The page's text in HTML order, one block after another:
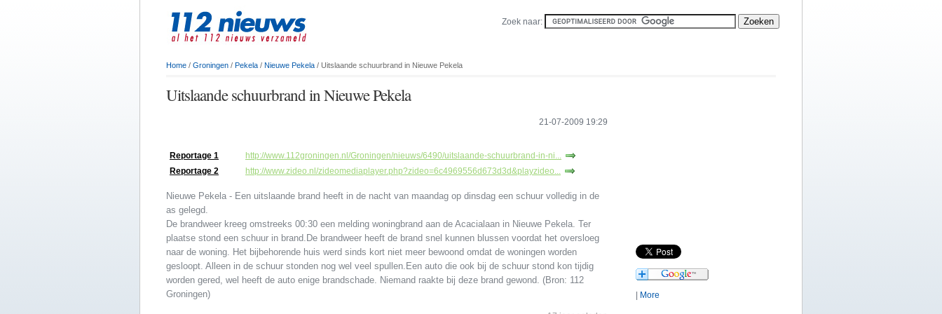
Zoek naar:
Home / Groningen / Pekela / Nieuwe Pekela / Uitslaande schuurbrand in Nieuwe Pekela
Uitslaande schuurbrand in Nieuwe Pekela
21-07-2009 19:29
Reportage 1
http://www.112groningen.nl/Groningen/nieuws/6490/uitslaande-schuurbrand-in-ni...
Reportage 2
http://www.zideo.nl/zideomediaplayer.php?zideo=6c4969556d673d3d&playzideo...
Nieuwe Pekela - Een uitslaande brand heeft in de nacht van maandag op dinsdag een schuur volledig in de
as gelegd.
De brandweer kreeg omstreeks 00:30 een melding woningbrand aan de Acacialaan in Nieuwe Pekela. Ter
plaatse stond een schuur in brand.De brandweer heeft de brand snel kunnen blussen voordat het oversloeg
naar de woning. Het bijbehorende huis werd sinds kort niet meer bewoond omdat de woningen worden
gesloopt. Alleen in de schuur stonden nog wel veel spullen.Een auto die ook bij de schuur stond kon tijdig
worden gered, wel heeft de auto enige brandschade. Niemand raakte bij deze brand gewond. (Bron: 112
Groningen)
More